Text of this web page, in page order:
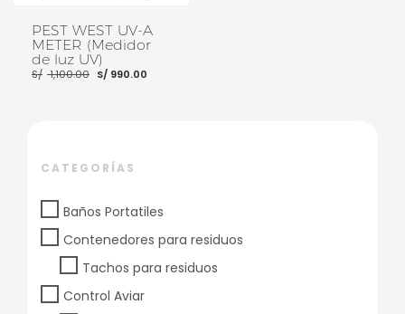
PEST WEST UV-A
METER (Medidor
de luz UV)
S/ 1,100.00 El
precio
S/ 990.00
CATEGORÍAS
Baños Portatiles
Contenedores para residuos
Tachos para residuos
Control Aviar